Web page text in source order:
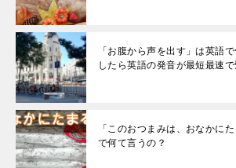
「お腹から声を出す」は英語
したら英語の発音が最短最速
「このおつまみは、おなかに
で何て言うの？